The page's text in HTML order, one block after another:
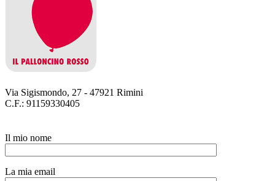
Via Sigismondo, 27 - 47921 Rimini
C.F.: 91159330405
Il mio nome
La mia email